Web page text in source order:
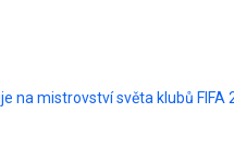
mistrovství světa klubů FIFA